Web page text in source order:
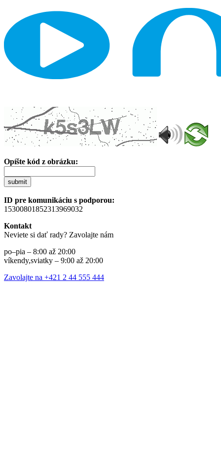
Opíšte kód z obrázku:
submit
ID pre komunikáciu s podporou:
15300801852313969032
Kontakt
Neviete si dať rady? Zavolajte nám
po–pia – 8:00 až 20:00
víkendy,sviatky – 9:00 až 20:00
Zavolajte na +421 2 44 555 444